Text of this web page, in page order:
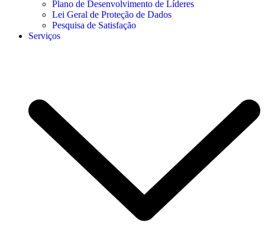
Plano de Desenvolvimento de Líderes
Lei Geral de Proteção de Dados
Pesquisa de Satisfação
Serviços